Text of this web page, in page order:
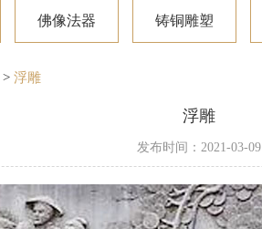
佛像法器 铸铜雕塑
> 浮雕
浮雕
发布时间：2021-03-09